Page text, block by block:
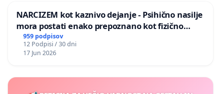
NARCIZEM kot kaznivo dejanje - Psihično nasilje
mora postati enako prepoznano kot fizično
nasilje
959 podpisov
12 Podpisi / 30 dni
17 Jun 2026